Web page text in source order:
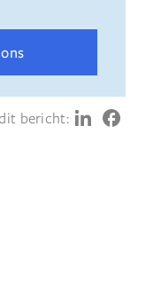
bericht: